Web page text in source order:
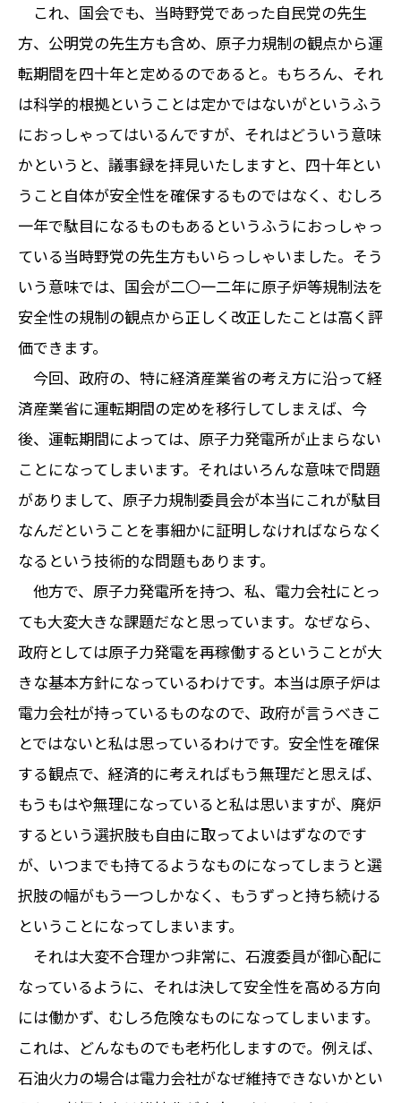
これ、国会でも、当時野党であった自民党の先生
方、公明党の先生方も含め、原子力規制の観点から運
転期間を四十年と定めるのであると。もちろん、それ
は科学的根拠ということは定かではないがというふう
におっしゃってはいるんですが、それはどういう意味
かというと、議事録を拝見いたしますと、四十年とい
うこと自体が安全性を確保するものではなく、むしろ
一年で駄目になるものもあるというふうにおっしゃっ
ている当時野党の先生方もいらっしゃいました。そう
いう意味では、国会が二〇一二年に原子炉等規制法を
安全性の規制の観点から正しく改正したことは高く評
価できます。
今回、政府の、特に経済産業省の考え方に沿って経
済産業省に運転期間の定めを移行してしまえば、今
後、運転期間によっては、原子力発電所が止まらない
ことになってしまいます。それはいろんな意味で問題
がありまして、原子力規制委員会が本当にこれが駄目
なんだということを事細かに証明しなければならなく
なるという技術的な問題もあります。
他方で、原子力発電所を持つ、私、電力会社にとっ
ても大変大きな課題だなと思っています。なぜなら、
政府としては原子力発電を再稼働するということが大
きな基本方針になっているわけです。本当は原子炉は
電力会社が持っているものなので、政府が言うべきこ
とではないと私は思っているわけです。安全性を確保
する観点で、経済的に考えればもう無理だと思えば、
もうもはや無理になっていると私は思いますが、廃炉
するという選択肢も自由に取ってよいはずなのです
が、いつまでも持てるようなものになってしまうと選
択肢の幅がもう一つしかなく、もうずっと持ち続ける
ということになってしまいます。
それは大変不合理かつ非常に、石渡委員が御心配に
なっているように、それは決して安全性を高める方向
には働かず、むしろ危険なものになってしまいます。
これは、どんなものでも老朽化しますので。例えば、
石油火力の場合は電力会社がなぜ維持できないかとい